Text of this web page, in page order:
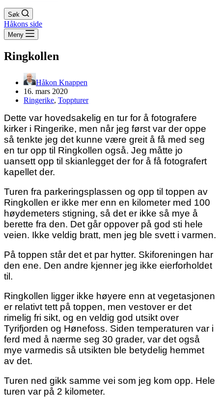
Søk
Håkons side
Meny
Ringkollen
Håkon Knappen
16. mars 2020
Ringerike, Toppturer
Dette var hovedsakelig en tur for å fotografere
kirker i Ringerike, men når jeg først var der oppe
så tenkte jeg det kunne være greit å få med seg
en tur opp til Ringkollen også. Jeg måtte jo
uansett opp til skianlegget der for å få fotografert
kapellet der.
Turen fra parkeringsplassen og opp til toppen av
Ringkollen er ikke mer enn en kilometer med 100
høydemeters stigning, så det er ikke så mye å
berette fra den. Det går oppover på god sti hele
veien. Ikke veldig bratt, men jeg ble svett i varmen.
På toppen står det et par hytter. Skiforeningen har
den ene. Den andre kjenner jeg ikke eierforholdet
til.
Ringkollen ligger ikke høyere enn at vegetasjonen
er relativt tett på toppen, men vestover er det
rimelig fri sikt, og en veldig god utsikt over
Tyrifjorden og Hønefoss. Siden temperaturen var i
ferd med å nærme seg 30 grader, var det også
mye varmedis så utsikten ble betydelig hemmet
av det.
Turen ned gikk samme vei som jeg kom opp. Hele
turen var på 2 kilometer.